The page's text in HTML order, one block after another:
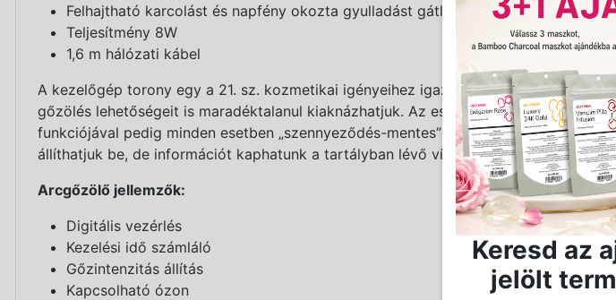
Felhajtható karcolást és napfény okozta gyulladást gátló védőfedél
Teljesítmény 8W
1,6 m hálózati kábel
A kezelőgép torony egy a 21. sz. kozmetikai igényeihez igazított digitális gőzölőt
gőzölés lehetőségeit is maradéktalanul kiaknázhatjuk. Az eszköz beépített
funkciójával pedig minden esetben „szennyeződés-mentes” gőzpárával
állíthatjuk be, de információt kaphatunk a tartályban lévő víz kifogyásáról is.
Arcgőzölő jellemzők:
Digitális vezérlés
Kezelési idő számláló
Gőzintenzitás állítás
Kapcsolható ózon
Keresd az
jelölt